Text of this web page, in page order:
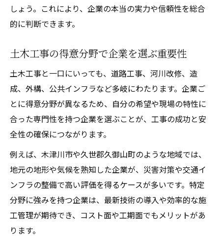
工事実績からわかる信頼企業のポイント
土木工事の事例から見る企業の対応力
土木工事の施工実績チェックの方法
土木工事で信頼を集める企業の傾向
土木工事の工種別実績で企業を比較
将来性と対応力に注目した土木工事探し
土木工事で求められる将来性と成長性
土木工事に柔軟対応できる企業の選び方
土木工事企業の最新技術への取組み紹介
土木工事の多様な工事内容に対応する力
土木工事の将来を見据えた企業選定基準
しょう。これにより、企業の本当の実力や信頼性を総合
的に判断できます。
土木工事の得意分野で企業を選ぶ重要性
土木工事と一口にいっても、道路工事、河川改修、造
成、外構、公共インフラなど多岐にわたります。企業ご
とに得意分野が異なるため、自分の希望や現場の特性に
合った専門性を持つ企業を選ぶことが、工事の成功と安
全性の確保につながります。
例えば、木津川市や久世郡久御山町のような地域では、
地元の地形や気候を熟知した企業が、災害対策や交通イ
ンフラの整備で高い評価を得るケースが多いです。特定
分野に強みを持つ企業は、最新技術の導入や効率的な施
工管理が期待でき、コスト面や工期面でもメリットがあ
ります。